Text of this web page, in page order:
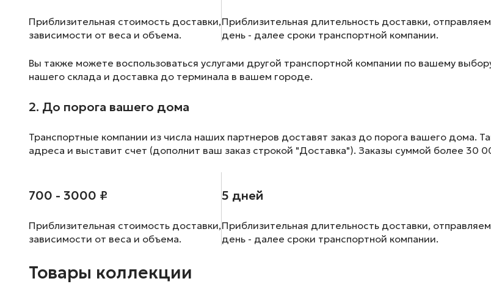
Приблизительная стоимость доставки,
зависимости от веса и объема.
Приблизительная длительность доставки,
день - далее сроки транспортной компании.
Вы также можете воспользоваться услугами другой транспортной компании по вашему
нашего склада и доставка до терминала в вашем городе.
2. До порога вашего дома
Транспортные компании из числа наших партнеров доставят заказ до порога вашего дома.
адреса и выставит счет (дополнит ваш заказ строкой "Доставка"). Заказы суммой более 30
700 - 3000 ₽
Приблизительная стоимость доставки,
зависимости от веса и объема.
5 дней
Приблизительная длительность доставки,
день - далее сроки транспортной компании.
Товары коллекции